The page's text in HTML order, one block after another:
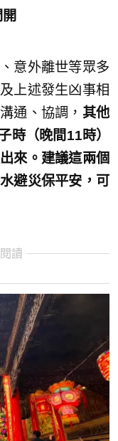
意外離世等眾多
上述發生凶事相
通、協調， 其他
時（晚間11時）
來。建議這兩個
避災保平安，可
讀